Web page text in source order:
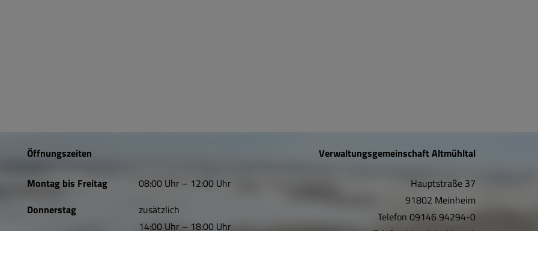
Öffnungszeiten
Montag bis Freitag
08:00 Uhr – 12:00 Uhr
Donnerstag
zusätzlich
14:00 Uhr – 18:00 Uhr
Verwaltungsgemeinschaft Altmühltal
Hauptstraße 37
91802 Meinheim
Telefon 09146 94294-0
Telefax09146 94294-49